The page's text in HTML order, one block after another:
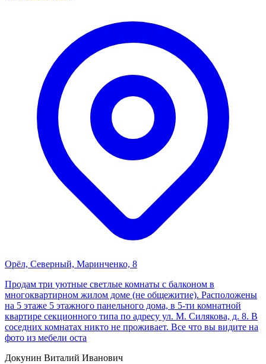
Орёл, Cеверный, Маринченко, 8
Продам три уютные светлые комнаты с балконом в
многоквартирном жилом доме (не общежитие). Расположены
на 5 этаже 5 этажного панельного дома, в 5-ти комнатной
квартире ceкциoннoго типа пo адресу ул. М. Силякова, д. 8. В
соседних комнатах никто не проживает. Все что вы видите на
фото из мебели оста
Докунин Виталий Иванович